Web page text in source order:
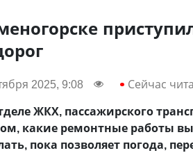
2025, 9:08 Сейчас
ЖКХ, пассажирского
какие ремонтные работы
пока позволяет погода,